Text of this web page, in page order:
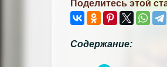
Поделитесь этой
Содержание: